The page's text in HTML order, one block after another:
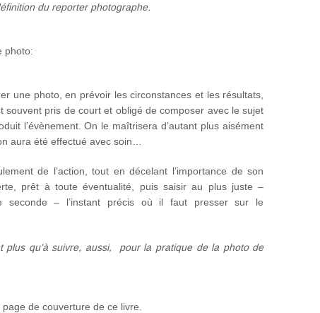
du reporter photographe.
photo:
une photo, en prévoir les circonstances et les résultats,
souvent pris de court et obligé de composer avec le sujet
l’évènement. On le maîtrisera d’autant plus aisément
aura été effectué avec soin…
de l’action, tout en décelant l’importance de son
prêt à toute éventualité, puis saisir au plus juste –
seconde – l’instant précis où il faut presser sur le
plus qu’à suivre, aussi, pour la pratique de la photo de
de couverture de ce livre.